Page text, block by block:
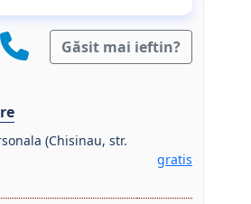
Găsit mai ieftin?
(Chisinau, str.
gratis